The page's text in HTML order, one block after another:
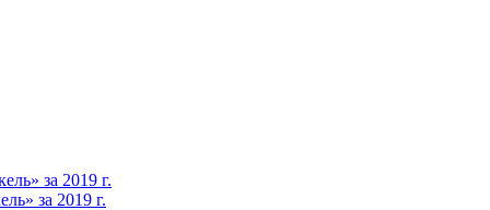
за 2019 г.
за 2019 г.